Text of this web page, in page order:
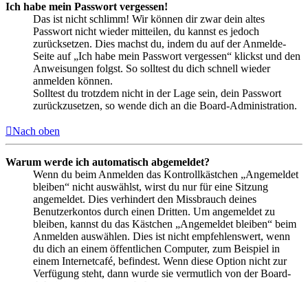
Ich habe mein Passwort vergessen!
Das ist nicht schlimm! Wir können dir zwar dein altes
Passwort nicht wieder mitteilen, du kannst es jedoch
zurücksetzen. Dies machst du, indem du auf der Anmelde-
Seite auf „Ich habe mein Passwort vergessen“ klickst und den
Anweisungen folgst. So solltest du dich schnell wieder
anmelden können.
Solltest du trotzdem nicht in der Lage sein, dein Passwort
zurückzusetzen, so wende dich an die Board-Administration.
Nach oben
Warum werde ich automatisch abgemeldet?
Wenn du beim Anmelden das Kontrollkästchen „Angemeldet
bleiben“ nicht auswählst, wirst du nur für eine Sitzung
angemeldet. Dies verhindert den Missbrauch deines
Benutzerkontos durch einen Dritten. Um angemeldet zu
bleiben, kannst du das Kästchen „Angemeldet bleiben“ beim
Anmelden auswählen. Dies ist nicht empfehlenswert, wenn
du dich an einem öffentlichen Computer, zum Beispiel in
einem Internetcafé, befindest. Wenn diese Option nicht zur
Verfügung steht, dann wurde sie vermutlich von der Board-